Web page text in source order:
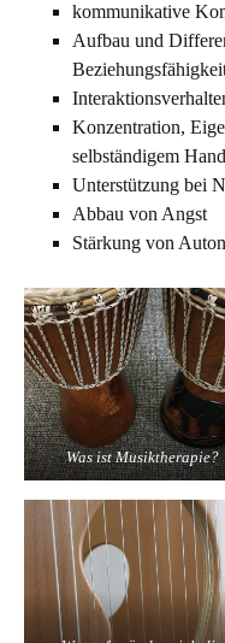
kommunikative
Aufbau und
Konzentration,
selbständigem
Unterstützung bei
Abbau von Angst
Stärkung von
Was ist Musiktherapie?